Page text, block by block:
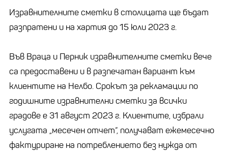
Изравнителните сметки в столицата ще бъдат
разпратени и на хартия до 15 юли 2023 г.
Във Враца и Перник изравнителните сметки вече
са предоставени и в разпечатан вариант към
клиентите на Нелбо. Срокът за рекламации по
годишните изравнителни сметки за всички
градове e 31 август 2023 г. Клиентите, избрали
услугата „месечен отчет“, получават ежемесечно
фактуриране на потреблението без нужда от